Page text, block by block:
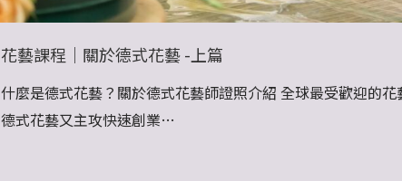
花藝課程｜關於德式花藝 -上篇
什麼是德式花藝？關於德式花藝師證照介紹 全球最受歡迎的
德式花藝又主攻快速創業…